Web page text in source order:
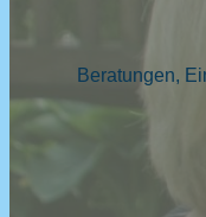
Beratungen,